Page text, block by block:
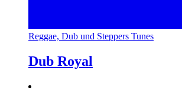
Reggae, Dub und Steppers Tunes
Dub Royal